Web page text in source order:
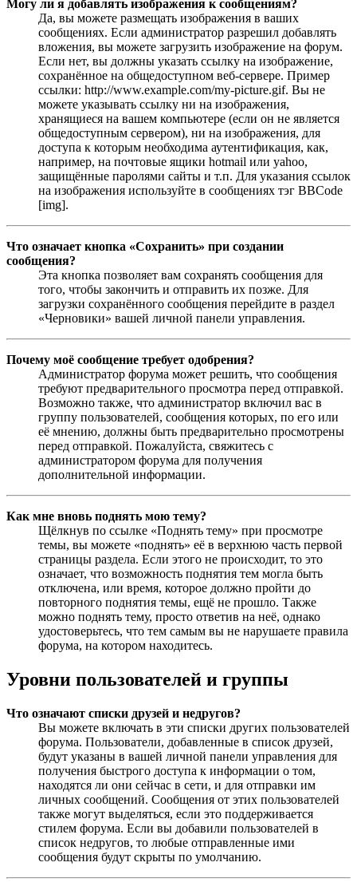
Могу ли я добавлять изображения к сообщениям?
Да, вы можете размещать изображения в ваших
сообщениях. Если администратор разрешил добавлять
вложения, вы можете загрузить изображение на форум.
Если нет, вы должны указать ссылку на изображение,
сохранённое на общедоступном веб-сервере. Пример
ссылки: http://www.example.com/my-picture.gif. Вы не
можете указывать ссылку ни на изображения,
хранящиеся на вашем компьютере (если он не является
общедоступным сервером), ни на изображения, для
доступа к которым необходима аутентификация, как,
например, на почтовые ящики hotmail или yahoo,
защищённые паролями сайты и т.п. Для указания ссылок
на изображения используйте в сообщениях тэг BBCode
[img].
Что означает кнопка «Сохранить» при создании
сообщения?
Эта кнопка позволяет вам сохранять сообщения для
того, чтобы закончить и отправить их позже. Для
загрузки сохранённого сообщения перейдите в раздел
«Черновики» вашей личной панели управления.
Почему моё сообщение требует одобрения?
Администратор форума может решить, что сообщения
требуют предварительного просмотра перед отправкой.
Возможно также, что администратор включил вас в
группу пользователей, сообщения которых, по его или
её мнению, должны быть предварительно просмотрены
перед отправкой. Пожалуйста, свяжитесь с
администратором форума для получения
дополнительной информации.
Как мне вновь поднять мою тему?
Щёлкнув по ссылке «Поднять тему» при просмотре
темы, вы можете «поднять» её в верхнюю часть первой
страницы раздела. Если этого не происходит, то это
означает, что возможность поднятия тем могла быть
отключена, или время, которое должно пройти до
повторного поднятия темы, ещё не прошло. Также
можно поднять тему, просто ответив на неё, однако
удостоверьтесь, что тем самым вы не нарушаете правила
форума, на котором находитесь.
Уровни пользователей и группы
Что означают списки друзей и недругов?
Вы можете включать в эти списки других пользователей
форума. Пользователи, добавленные в список друзей,
будут указаны в вашей личной панели управления для
получения быстрого доступа к информации о том,
находятся ли они сейчас в сети, и для отправки им
личных сообщений. Сообщения от этих пользователей
также могут выделяться, если это поддерживается
стилем форума. Если вы добавили пользователей в
список недругов, то любые отправленные ими
сообщения будут скрыты по умолчанию.